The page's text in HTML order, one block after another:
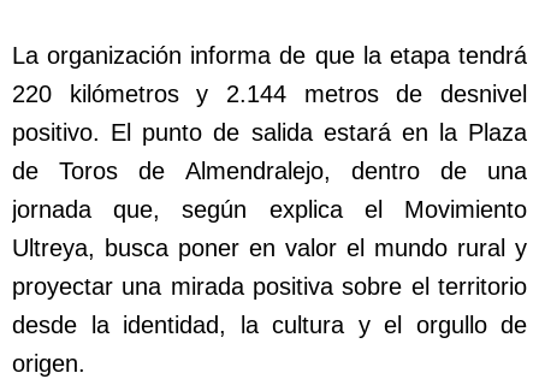
La organización informa de que la etapa tendrá
220 kilómetros y 2.144 metros de desnivel
positivo. El punto de salida estará en la Plaza
de Toros de Almendralejo, dentro de una
jornada que, según explica el Movimiento
Ultreya, busca poner en valor el mundo rural y
proyectar una mirada positiva sobre el territorio
desde la identidad, la cultura y el orgullo de
origen.